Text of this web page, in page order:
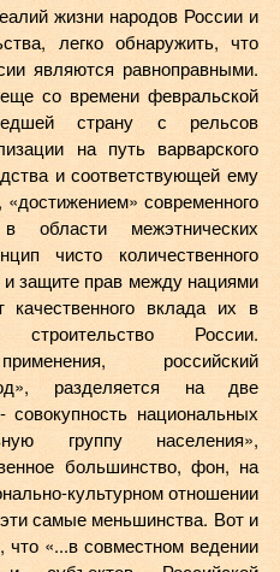
жизни народов России и
легко обнаружить, что
являются равноправными.
со времени февральской
страну с рельсов
на путь варварского
и соответствующей ему
современного
в области межэтнических
чисто количественного
защите прав между нациями
вклада их в
строительство России.
российский
разделяется на две
совокупность национальных
группу населения»,
большинство, фон, на
культурном отношении
самые меньшинства. Вот и
«...в совместном ведении